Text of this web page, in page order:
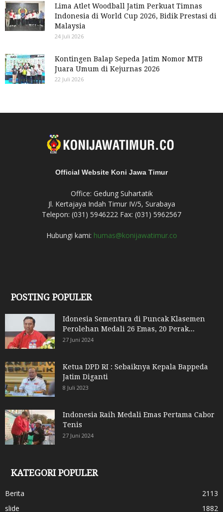
Lima Atlet Woodball Jatim Perkuat Timnas
Indonesia di World Cup 2026, Bidik Prestasi di
Malaysia
24 Juli 2026
Kontingen Balap Sepeda Jatim Nomor MTB
Juara Umum di Kejurnas 2026
22 Juli 2026
Official Website Koni Jawa Timur
Office: Gedung Suhartatik
Jl. Kertajaya Indah Timur IV/5, Surabaya
Telepon: (031) 5946222 Fax: (031) 5962567
Hubungi kami: humas@konijawatimur.co
POSTING POPULER
Idonesia Sementara di Puncak Klasemen
Perolehan Medali 26 Emas, 20 Perak...
27 Juni 2024
Ketua DPD RI : Sebaiknya Kepala Bappeda
Jatim Diganti
8 Juli 2023
Indonesia Raih Medali Emas Pertama Cabor
Tenis
27 Juni 2024
KATEGORI POPULER
Berita
2113
slide
1882